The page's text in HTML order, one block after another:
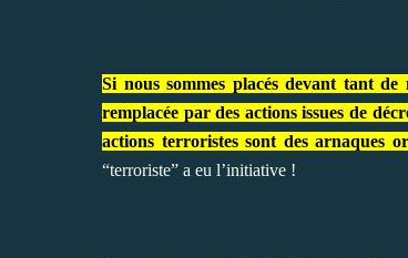
Si nous sommes placés devant tant
remplacée par des actions issues de
actions terroristes sont des arnaques
“terroriste” a eu l’initiative !